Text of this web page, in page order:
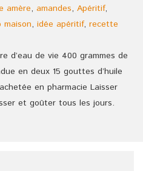
amère, amandes, Apéritif,
maison, idée apéritif, recette
d’eau de vie 400 grammes de
en deux 15 gouttes d’huile
en pharmacie Laisser
et goûter tous les jours.